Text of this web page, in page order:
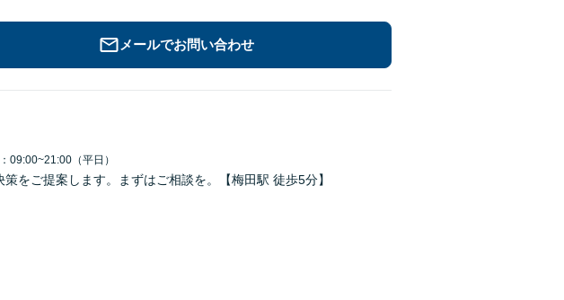
メールでお問い合わせ
09:00~21:00（平日）
をご提案します。まずはご相談を。【梅田駅 徒歩5分】